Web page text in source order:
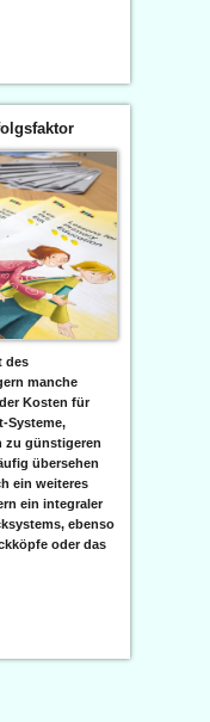
des
manche
Kosten für
Systeme,
zu günstigeren
übersehen
ein weiteres
ein integraler
ebenso
oder das